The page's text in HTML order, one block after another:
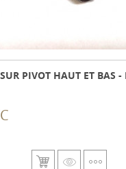
PIVOT HAUT ET BAS -